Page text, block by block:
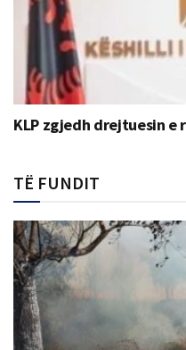
KLP zgjedh drejtuesin e
TË FUNDIT